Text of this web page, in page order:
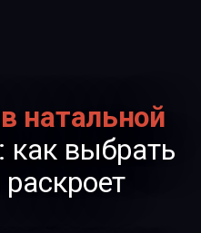
натальной
: как выбрать